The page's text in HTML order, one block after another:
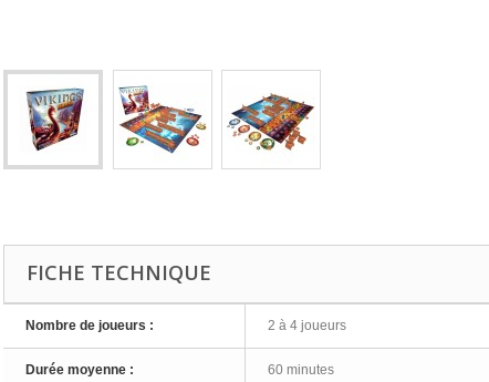
FICHE TECHNIQUE
Nombre de joueurs : 2 à 4 joueurs
Durée moyenne : 60 minutes